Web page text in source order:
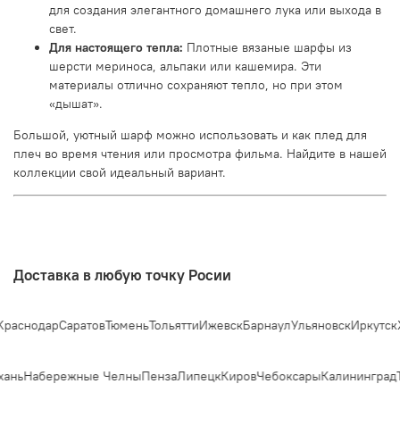
для создания элегантного домашнего лука или выхода в
свет.
Для настоящего тепла: Плотные вязаные шарфы из
шерсти мериноса, альпаки или кашемира. Эти
материалы отлично сохраняют тепло, но при этом
«дышат».
Большой, уютный шарф можно использовать и как плед для
плеч во время чтения или просмотра фильма. Найдите в нашей
коллекции свой идеальный вариант.
Доставка в любую точку Росии
СаратовТюменьТольяттиИжевскБарнаулУльяновскИркутск
Набережные ЧелныПензаЛипецкКировЧебоксарыКалининград